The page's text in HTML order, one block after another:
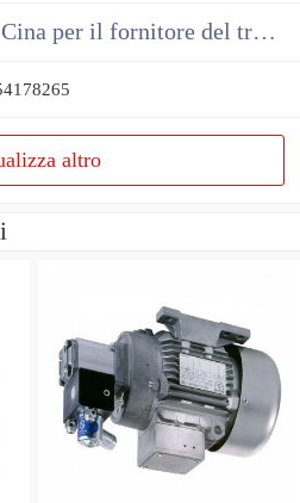
Pompa idraulica della Cina per il fornitore del trattore
altro